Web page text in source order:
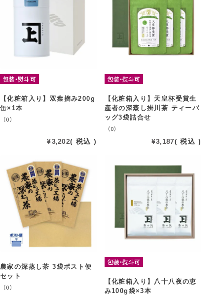
包装・熨斗可
【化粧箱入り】双葉摘み200g
缶×1本
（0）
¥3,202 税込
包装・熨斗可
【化粧箱入り】天皇杯受賞生
産者の深蒸し掛川茶 ティーバ
ッグ3袋詰合せ
（0）
¥3,187 税込
農家の深蒸し茶 3袋ポスト便
セット
（0）
包装・熨斗可
【化粧箱入り】八十八夜の恵
み100g袋×3本